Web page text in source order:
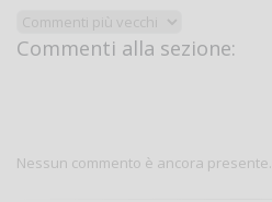
Commenti alla sezione:
Nessun commento è ancora presente.